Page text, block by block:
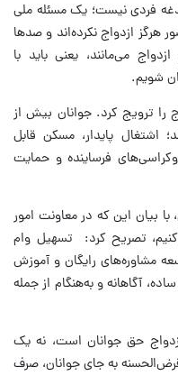
فردی نیست؛ یک مسئله ملی
نفر در کشور هرگز ازدواج نکرده‌اند و صدها
می‌مانند، یعنی باید با
شویم.
را ترویج کرد. جوانان بیش از
اشتغال پایدار، مسکن قابل
فرساینده و حمایت
بیان این که ‏در معاونت امور
تصریح کرد: ‏تسهیل وام
مشاوره‌های رایگان و آموزش
آگاهانه و به‌هنگام از جمله
حق جوانان است، نه یک
به جای جوانان، صرف